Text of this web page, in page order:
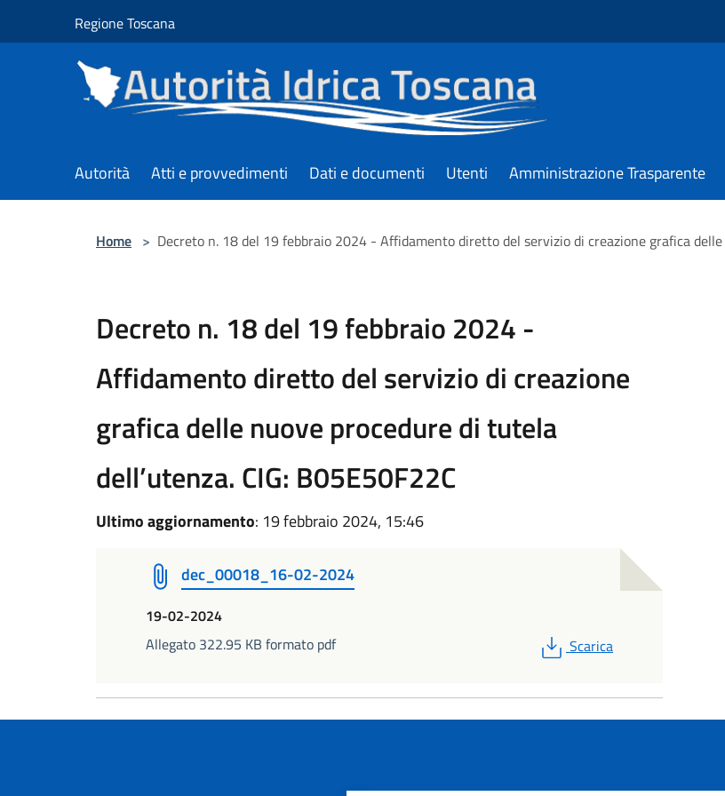
Regione Toscana
Autorità Atti e provvedimenti Dati e documenti Utenti Amministrazione Trasparente
Home > Decreto n. 18 del 19 febbraio 2024 - Affidamento diretto del servizio di creazione grafica
Decreto n. 18 del 19 febbraio 2024 -
Affidamento diretto del servizio di creazione
grafica delle nuove procedure di tutela
dell’utenza. CIG: B05E50F22C
Ultimo aggiornamento: 19 febbraio 2024, 15:46
dec_00018_16-02-2024
19-02-2024
Allegato 322.95 KB formato pdf
PDF
Scarica